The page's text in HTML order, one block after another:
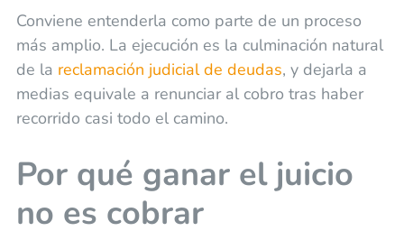
Conviene entenderla como parte de un proceso
más amplio. La ejecución es la culminación natural
de la reclamación judicial de deudas, y dejarla a
medias equivale a renunciar al cobro tras haber
recorrido casi todo el camino.
Por qué ganar el juicio
no es cobrar